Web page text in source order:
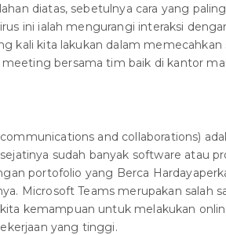
diatas, sebetulnya cara yang
ini ialah mengurangi interaksi
kali kita lakukan dalam memecahkan
bersama tim baik di kantor
and collaborations)
sudah banyak software atau
portofolio yang Berca
Microsoft Teams merupakan salah
kemampuan untuk melakukan
yang tinggi.